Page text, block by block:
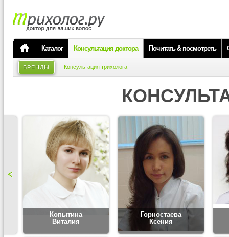
Каталог Консультация доктора Почитать & посмотреть
БРЕНДЫ Консультация трихолога
Копытина
Виталия
Горностаева
Ксения